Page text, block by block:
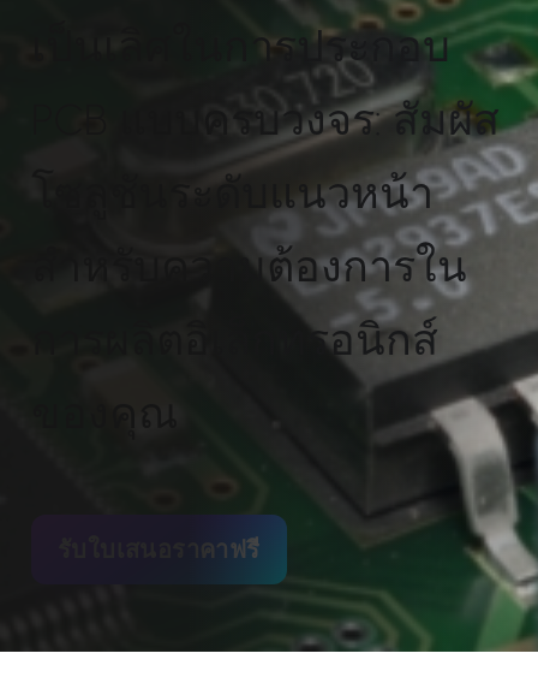
เป็นเลิศในการประกอบ
PCB แบบครบวงจร: สัมผัส
โซลูชันระดับแนวหน้า
สำหรับความต้องการใน
การผลิตอิเล็กทรอนิกส์
รับใบเสนอราคาฟรี